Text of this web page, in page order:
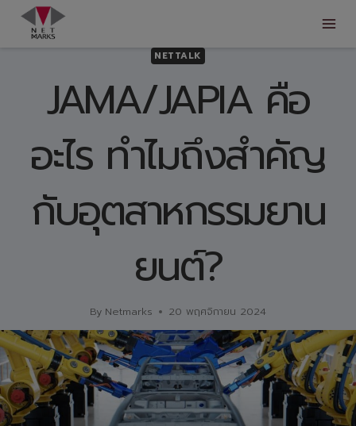
NETTALK
JAMA/JAPIA คือ
อะไร ทำไมถึงสำคัญ
กับอุตสาหกรรมยาน
ยนต์?
By Netmarks 20 พฤศจิกายน 2024